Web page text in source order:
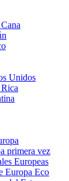
Unidos
primera vez
Europeas
Europa Eco